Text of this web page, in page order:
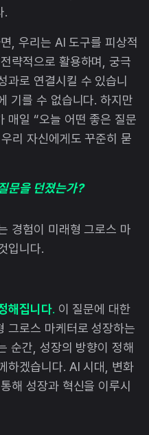
.
, 우리는 AI 도구를 피상적
략적으로 활용하며, 궁극
과로 연결시킬 수 있습니
기를 수 없습니다. 하지만
매일 “오늘 어떤 좋은 질문
리 자신에게도 꾸준히 묻
문을 던졌는가?
경험이 미래형 그로스 마
입니다.
해집니다. 이 질문에 대한
그로스 마케터로 성장하는
순간, 성장의 방향이 정해
하겠습니다. AI 시대, 변화
해 성장과 혁신을 이루시